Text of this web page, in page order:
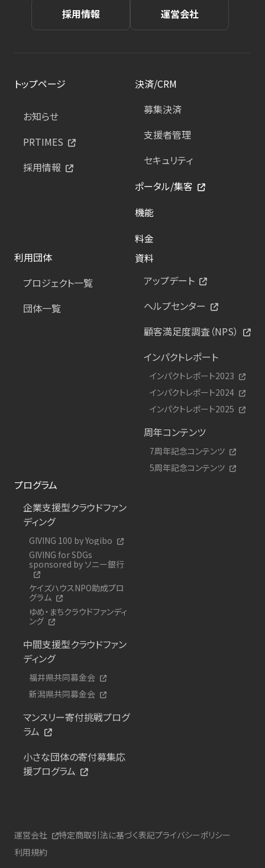
採用情報 運営会社
トップページ
お知らせ
PRTIMES
採用情報
決済/CRM
募集決済
支援者管理
セキュリティ
ポータル/集客
機能
料金
利用団体
プロジェクト一覧
団体一覧
資料
アップデート
ヘルプセンター
顧客満足度調査（NPS）
インパクトレポート
インパクトレポート2023
インパクトレポート2024
インパクトレポート2025
周年コンテンツ
7周年記念コンテンツ
5周年記念コンテンツ
プログラム
企業支援型クラウドファン
ディング
GIVING 100 by Yogibo
GIVING for SDGs
sponsored by ソニー銀行
ケイズハウスNPO助成プロ
グラム
ゆめ・まちクラウドファンディ
ング
中間支援型クラウドファン
ディング
福井県共同募金会
新潟県共同募金会
マンスリー寄付挑戦プログ
ラム
小さな団体の寄付募集応
援プログラム
運営会社 特定商取引法に基づく表記プライバシーポリシー
利用規約